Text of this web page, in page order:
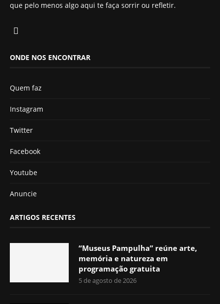
que pelo menos algo aqui te faça sorrir ou refletir.
ONDE NOS ENCONTRAR
Quem faz
Instagram
Twitter
Facebook
Youtube
Anuncie
ARTIGOS RECENTES
“Museus Pampulha” reúne arte,
memória e natureza em
programação gratuita
5 de agosto de 2026